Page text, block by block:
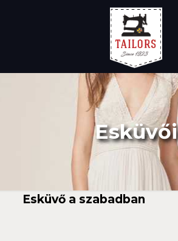
Esküvői
Esküvő a szabadban